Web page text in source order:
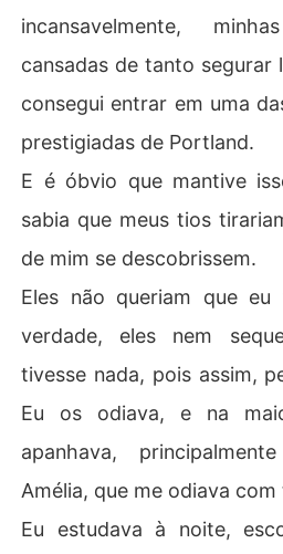
incansavelmente,
cansadas de tanto segurar
consegui entrar em uma
prestigiadas de Portland.
E é óbvio que mantive
sabia que meus tios
de mim se descobrissem.
Eles não queriam que eu
verdade, eles nem
tivesse nada, pois assim,
Eu os odiava, e na
apanhava,
Amélia, que me odiava
Eu estudava à noite,